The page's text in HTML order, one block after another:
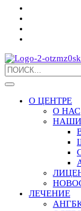
О ЦЕНТРЕ
О НАС
НАШИ
ЛЕЧЕНИЕ